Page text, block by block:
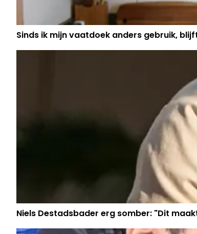
Sinds ik mijn vaatdoek anders gebruik,
Niels Destadsbader erg somber: "Dit